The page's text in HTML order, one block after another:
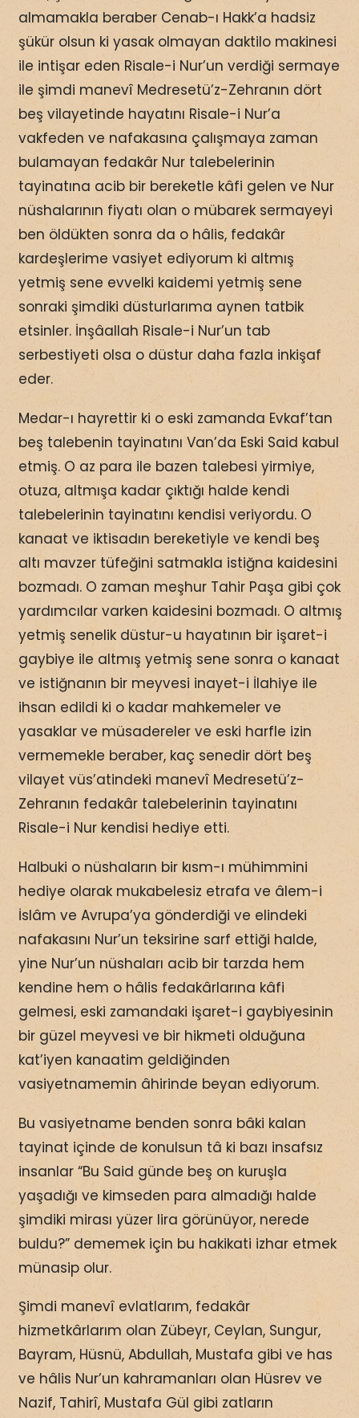
almamakla beraber Cenab-ı Hakk’a hadsiz
şükür olsun ki yasak olmayan daktilo makinesi
ile intişar eden Risale-i Nur’un verdiği sermaye
ile şimdi manevî Medresetü’z-Zehranın dört
beş vilayetinde hayatını Risale-i Nur’a
vakfeden ve nafakasına çalışmaya zaman
bulamayan fedakâr Nur talebelerinin
tayinatına acib bir bereketle kâfi gelen ve Nur
nüshalarının fiyatı olan o mübarek sermayeyi
ben öldükten sonra da o hâlis, fedakâr
kardeşlerime vasiyet ediyorum ki altmış
yetmiş sene evvelki kaidemi yetmiş sene
sonraki şimdiki düsturlarıma aynen tatbik
etsinler. İnşâallah Risale-i Nur’un tab
serbestiyeti olsa o düstur daha fazla inkişaf
eder.
Medar-ı hayrettir ki o eski zamanda Evkaf’tan
beş talebenin tayinatını Van’da Eski Said kabul
etmiş. O az para ile bazen talebesi yirmiye,
otuza, altmışa kadar çıktığı halde kendi
talebelerinin tayinatını kendisi veriyordu. O
kanaat ve iktisadın bereketiyle ve kendi beş
altı mavzer tüfeğini satmakla istiğna kaidesini
bozmadı. O zaman meşhur Tahir Paşa gibi çok
yardımcılar varken kaidesini bozmadı. O altmış
yetmiş senelik düstur-u hayatının bir işaret-i
gaybiye ile altmış yetmiş sene sonra o kanaat
ve istiğnanın bir meyvesi inayet-i İlahiye ile
ihsan edildi ki o kadar mahkemeler ve
yasaklar ve müsadereler ve eski harfle izin
vermemekle beraber, kaç senedir dört beş
vilayet vüs’atindeki manevî Medresetü’z-
Zehranın fedakâr talebelerinin tayinatını
Risale-i Nur kendisi hediye etti.
Halbuki o nüshaların bir kısm-ı mühimmini
hediye olarak mukabelesiz etrafa ve âlem-i
İslâm ve Avrupa’ya gönderdiği ve elindeki
nafakasını Nur’un teksirine sarf ettiği halde,
yine Nur’un nüshaları acib bir tarzda hem
kendine hem o hâlis fedakârlarına kâfi
gelmesi, eski zamandaki işaret-i gaybiyesinin
bir güzel meyvesi ve bir hikmeti olduğuna
kat’iyen kanaatim geldiğinden
vasiyetnamemin âhirinde beyan ediyorum.
Bu vasiyetname benden sonra bâki kalan
tayinat içinde de konulsun tâ ki bazı insafsız
insanlar “Bu Said günde beş on kuruşla
yaşadığı ve kimseden para almadığı halde
şimdiki mirası yüzer lira görünüyor, nerede
buldu?” dememek için bu hakikati izhar etmek
münasip olur.
Şimdi manevî evlatlarım, fedakâr
hizmetkârlarım olan Zübeyr, Ceylan, Sungur,
Bayram, Hüsnü, Abdullah, Mustafa gibi ve has
ve hâlis Nur’un kahramanları olan Hüsrev ve
Nazif, Tahirî, Mustafa Gül gibi zatların